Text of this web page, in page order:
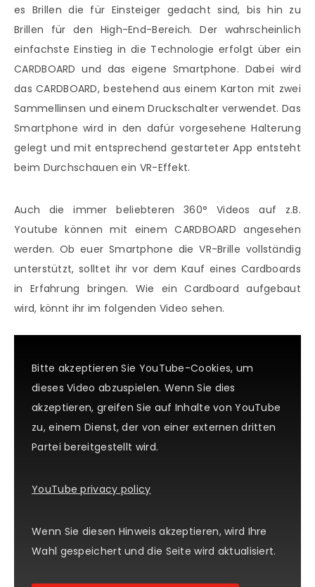
es Brillen die für Einsteiger gedacht sind, bis hin zu
Brillen für den High-End-Bereich. Der wahrscheinlich
einfachste Einstieg in die Technologie erfolgt über ein
CARDBOARD und das eigene Smartphone. Dabei wird
das CARDBOARD, bestehend aus einem Karton mit zwei
Sammellinsen und einem Druckschalter verwendet. Das
Smartphone wird in den dafür vorgesehene Halterung
gelegt und mit entsprechend gestarteter App entsteht
beim Durchschauen ein VR-Effekt.
Auch die immer beliebteren 360° Videos auf z.B.
Youtube können mit einem CARDBOARD angesehen
werden. Ob euer Smartphone die VR-Brille vollständig
unterstützt, solltet ihr vor dem Kauf eines Cardboards
in Erfahrung bringen. Wie ein Cardboard aufgebaut
wird, könnt ihr im folgenden Video sehen.
Bitte akzeptieren Sie YouTube-Cookies, um
dieses Video abzuspielen. Wenn Sie dies
akzeptieren, greifen Sie auf Inhalte von YouTube
zu, einem Dienst, der von einer externen dritten
Partei bereitgestellt wird.
YouTube privacy policy
Wenn Sie diesen Hinweis akzeptieren, wird Ihre
Wahl gespeichert und die Seite wird aktualisiert.